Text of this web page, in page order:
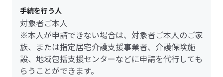
手続を行う人
対象者ご本人
※本人が申請できない場合は、対象者ご本人のご家
族、または指定居宅介護支援事業者、介護保険施
設、地域包括支援センターなどに申請を代行しても
らうことができます。